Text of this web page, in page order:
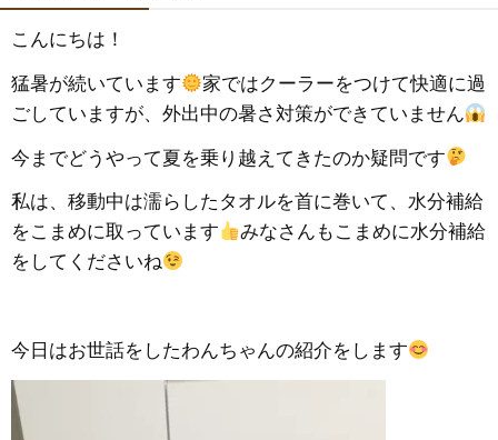
こんにちは！
猛暑が続いています
家ではクーラーをつけて快適に過
ごしていますが、外出中の暑さ対策ができていません
今までどうやって夏を乗り越えてきたのか疑問です
私は、移動中は濡らしたタオルを首に巻いて、水分補給
をこまめに取っています
みなさんもこまめに水分補給
をしてくださいね
今日はお世話をしたわんちゃんの紹介をします